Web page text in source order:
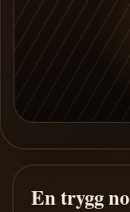
En trygg